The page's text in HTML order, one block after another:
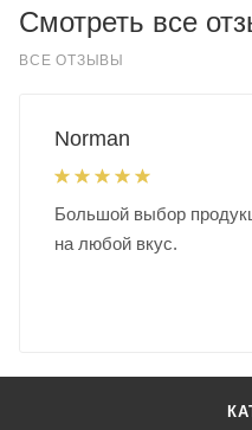
материалов. Вес: **570 г.**
Смотреть все
ВСЕ ОТЗЫВЫ
Norman
Большой выбор
на любой вкус.